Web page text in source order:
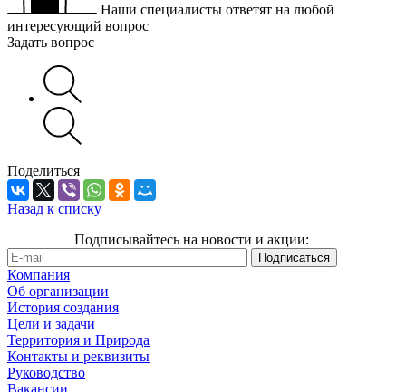
Наши специалисты ответят на любой
интересующий вопрос
Задать вопрос
Поделиться
Назад к списку
Подписывайтесь на новости и акции:
Компания
Об организации
История создания
Цели и задачи
Территория и Природа
Контакты и реквизиты
Руководство
Вакансии